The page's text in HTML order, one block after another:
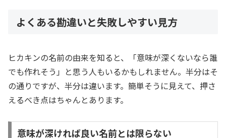
よくある勘違いと失敗しやすい見方
ヒカキンの名前の由来を知ると、「意味が深くないなら誰
でも作れそう」と思う人もいるかもしれません。半分はそ
の通りですが、半分は違います。簡単そうに見えて、押さ
えるべき点はちゃんとあります。
意味が深ければ良い名前とは限らない